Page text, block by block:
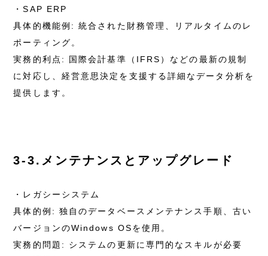
・SAP ERP
具体的機能例: 統合された財務管理、リアルタイムのレ
ポーティング。
実務的利点: 国際会計基準（IFRS）などの最新の規制
に対応し、経営意思決定を支援する詳細なデータ分析を
提供します。
3-3.メンテナンスとアップグレード
・レガシーシステム
具体的例: 独自のデータベースメンテナンス手順、古い
バージョンのWindows OSを使用。
実務的問題: システムの更新に専門的なスキルが必要